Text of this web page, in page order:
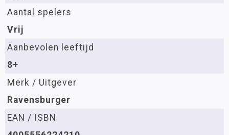
Aantal spelers
Vrij
Aanbevolen leeftijd
8+
Merk / Uitgever
Ravensburger
EAN / ISBN